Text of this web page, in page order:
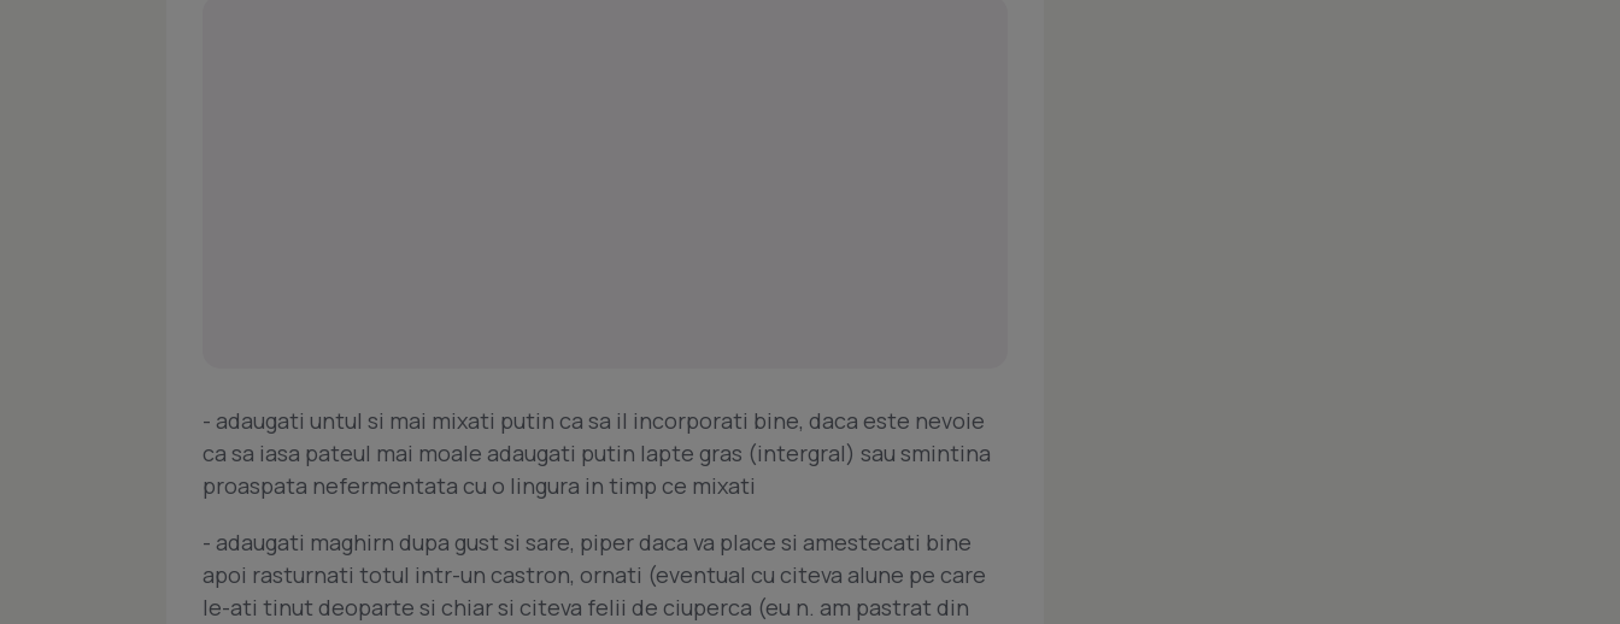
- adaugati untul si mai mixati putin ca sa il incorporati bine, daca este nevoie
ca sa iasa pateul mai moale adaugati putin lapte gras (intergral) sau smintina
proaspata nefermentata cu o lingura in timp ce mixati
- adaugati maghirn dupa gust si sare, piper daca va place si amestecati bine
apoi rasturnati totul intr-un castron, ornati (eventual cu citeva alune pe care
le-ati tinut deoparte si chiar si citeva felii de ciuperca (eu n. am pastrat din